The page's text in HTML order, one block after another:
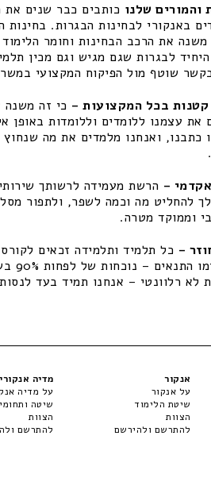
והמורים שלנו כותבים כבר שנים
באנקורי לבחינות הבגרות.
משנה את הרכב הבחינות וחומר
לבגרות שגם מגיש וגם מכין
שוטף מול הפיקוח המקצועי
קטנות בכל המקצועות – כי זה משנה
את עצמנו ללומדים וללומדות באופן
כתבנו, ואנחנו מלמדים את מה
– הרשת מעמידה לרשותך
להחליט מה וכמה לשפר, ולתפור
וממוקד מטרה.
– כל תלמיד ותלמידה זכאים
לא רלוונטי – אנחנו תמיד בעד
אנקור
על אנקור
שיטת הלימוד
הצוות
להתרשם ולהירשם
מדיה אנקורי
על מדיה
שיטה
הצוות
להתרשם